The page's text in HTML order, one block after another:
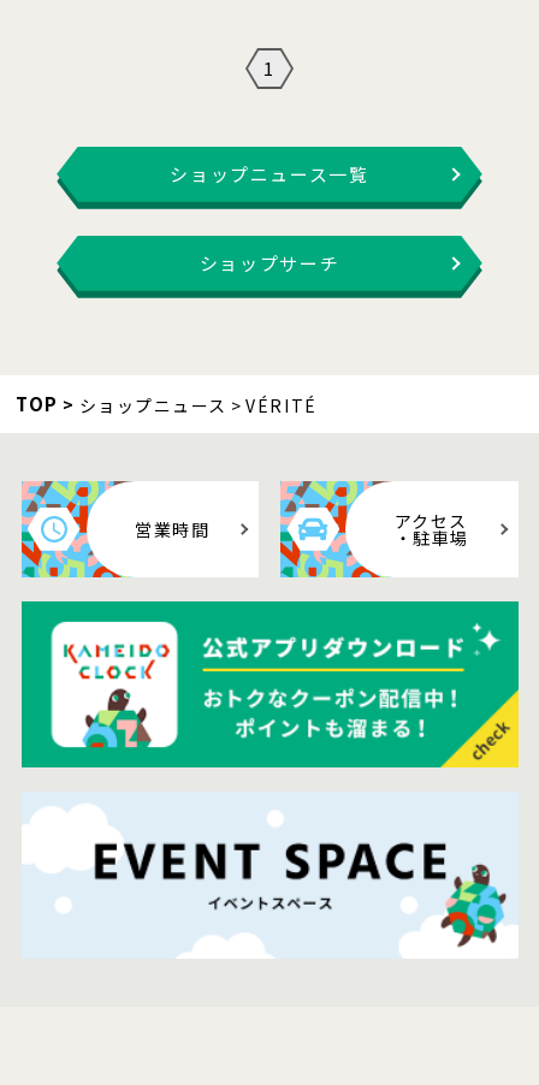
1
ショップニュース一覧
ショップサーチ
TOP ショップニュース VÉRITÉ
営業時間 アクセス
・駐車場